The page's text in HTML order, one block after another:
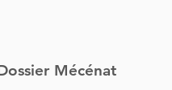
Mécénat